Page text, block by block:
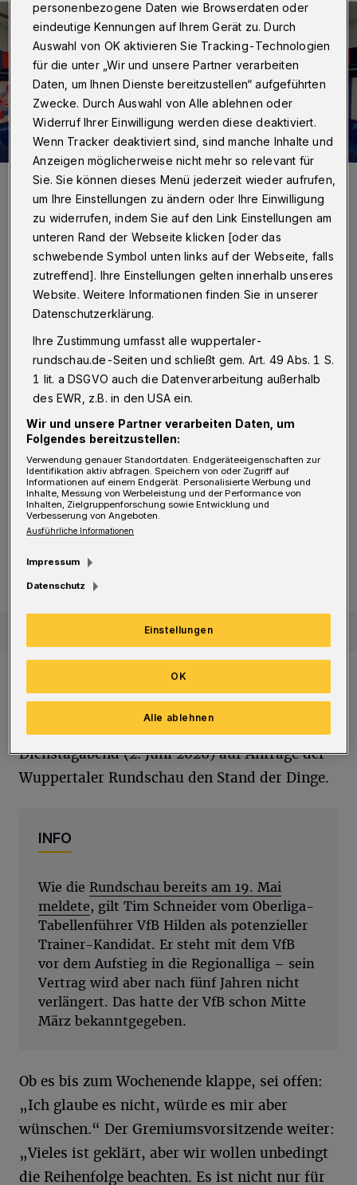
Wer sich hier künftig umzieht, ist noch nicht bekannt (Archivfoto).
Foto: Dirk Freund
Von Jörn Koldehoff
E igentlich hatte der
Verwaltungsratsvorsitzende Dirk Polick
gehofft, dass der Verein die Personalie vor
Fronleichnam (Donnerstag, 4. Juni 2026) über
beziehungsweise auf die Bühne bringen kann
(die Rundschau berichtete). Daraus wird aber
wohl nichts.
WSV testet gegen Bundesligist Borussia
Fußball
WSV testet gegen Bundesligist
Borussia Mönchengladbach
„Aktuell muss ein letzter Schritt folgen, damit
wir an die Öffentlichkeit gehen können. Dieser
fehlt leider noch“, erklärte Polick am
Dienstagabend (2. Juni 2026) auf Anfrage der
Wuppertaler Rundschau den Stand der Dinge.
INFO
Wie die Rundschau bereits am 19. Mai
meldete, gilt Tim Schneider vom Oberliga-
Tabellenführer VfB Hilden als potenzieller
Trainer-Kandidat. Er steht mit dem VfB
vor dem Aufstieg in die Regionalliga – sein
Vertrag wird aber nach fünf Jahren nicht
verlängert. Das hatte der VfB schon Mitte
März bekanntgegeben.
Ob es bis zum Wochenende klappe, sei offen:
„Ich glaube es nicht, würde es mir aber
wünschen.“ Der Gremiumsvorsitzende weiter:
„Vieles ist geklärt, aber wir wollen unbedingt
die Reihenfolge beachten. Es ist nicht nur für
personenbezogene Daten wie Browserdaten oder
eindeutige Kennungen auf Ihrem Gerät zu. Durch
Auswahl von OK aktivieren Sie Tracking-Technologien
für die unter „Wir und unsere Partner verarbeiten
Daten, um Ihnen Dienste bereitzustellen“ aufgeführten
Zwecke. Durch Auswahl von Alle ablehnen oder
Widerruf Ihrer Einwilligung werden diese deaktiviert.
Wenn Tracker deaktiviert sind, sind manche Inhalte und
Anzeigen möglicherweise nicht mehr so relevant für
Sie. Sie können dieses Menü jederzeit wieder aufrufen,
um Ihre Einstellungen zu ändern oder Ihre Einwilligung
zu widerrufen, indem Sie auf den Link Einstellungen am
unteren Rand der Webseite klicken [oder das
schwebende Symbol unten links auf der Webseite, falls
zutreffend]. Ihre Einstellungen gelten innerhalb unseres
Website. Weitere Informationen finden Sie in unserer
Datenschutzerklärung.
Ihre Zustimmung umfasst alle wuppertaler-
rundschau.de-Seiten und schließt gem. Art. 49 Abs. 1 S.
1 lit. a DSGVO auch die Datenverarbeitung außerhalb
des EWR, z.B. in den USA ein.
Wir und unsere Partner verarbeiten Daten, um
Folgendes bereitzustellen:
Verwendung genauer Standortdaten. Endgeräteeigenschaften zur
Identifikation aktiv abfragen. Speichern von oder Zugriff auf
Informationen auf einem Endgerät. Personalisierte Werbung und
Inhalte, Messung von Werbeleistung und der Performance von
Inhalten, Zielgruppenforschung sowie Entwicklung und
Verbesserung von Angeboten.
Ausführliche Informationen
Impressum
Datenschutz
Einstellungen
Alle ablehnen
OK